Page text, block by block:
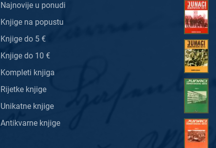
Najnovije u ponudi
Knjige na popustu
Knjige do 5 €
Knjige do 10 €
Kompleti knjiga
Rijetke knjige
Unikatne knjige
Antikvarne knjige